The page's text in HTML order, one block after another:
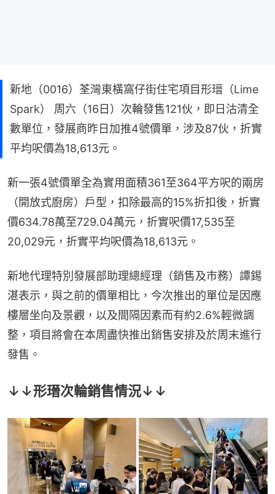
新地（0016）荃灣東橫窩仔街住宅項目形瑨（Lime
Spark） 周六（16日）次輪發售121伙，即日沽清全
數單位，發展商昨日加推4號價單，涉及87伙，折實
平均呎價為18,613元。
新一張4號價單全為實用面積361至364平方呎的兩房
（開放式廚房）戶型，扣除最高的15%折扣後，折實
價634.78萬至729.04萬元，折實呎價17,535至
20,029元，折實平均呎價為18,613元。
新地代理特別發展部助理總經理（銷售及市務）譚錫
湛表示，與之前的價單相比，今次推出的單位是因應
樓層坐向及景觀，以及間隔因素而有約2.6%輕微調
整，項目將會在本周盡快推出銷售安排及於周末進行
發售。
↓↓形瑨次輪銷售情況↓↓